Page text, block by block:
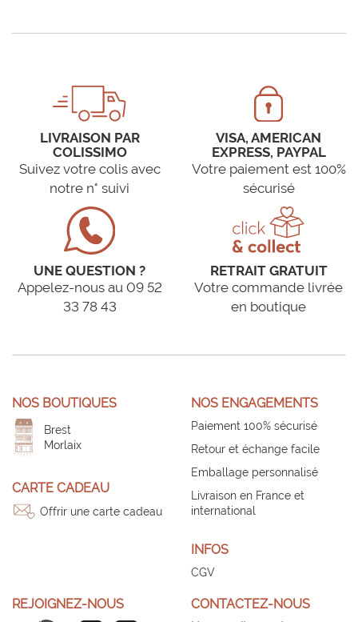
LIVRAISON PAR
COLISSIMO
Suivez votre colis avec
notre n° suivi
VISA, AMERICAN
EXPRESS, PAYPAL
Votre paiement est 100%
sécurisé
UNE QUESTION ?
Appelez-nous au 09 52
33 78 43
RETRAIT GRATUIT
Votre commande livrée
en boutique
NOS BOUTIQUES
Brest
Morlaix
CARTE CADEAU
Offrir une carte cadeau
NOS ENGAGEMENTS
Paiement 100% sécurisé
Retour et échange facile
Emballage personnalisé
Livraison en France et
international
INFOS
CGV
REJOIGNEZ-NOUS CONTACTEZ-NOUS